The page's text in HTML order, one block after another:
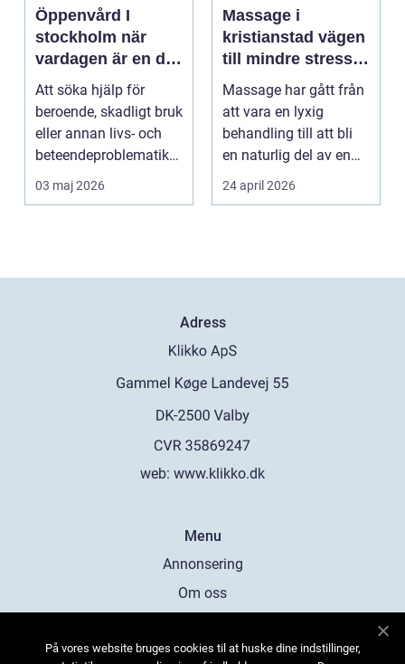
Öppenvård I
stockholm när
vardagen är en del
av behandlingen
Att söka hjälp för
beroende, skadligt bruk
eller annan livs- och
beteendeproblematik
är ett stort st...
03 maj 2026
Massage i
kristianstad vägen
till mindre stress
och mer energi i
vardagen
Massage har gått från
att vara en lyxig
behandling till att bli
en naturlig del av en
hållbar livsst...
24 april 2026
Adress
web: www.klikko.dk
Menu
Annonsering
Om oss
Kontakta oss
På vores website bruges cookies til at huske dine indstillinger,